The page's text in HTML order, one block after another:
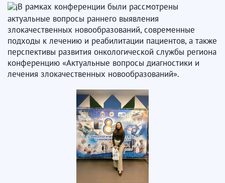
В рамках конференции были рассмотрены
актуальные вопросы раннего выявления
злокачественных новообразований, современные
подходы к лечению и реабилитации пациентов, а также
перспективы развития онкологической службы региона
конференцию «Актуальные вопросы диагностики и
лечения злокачественных новообразований».